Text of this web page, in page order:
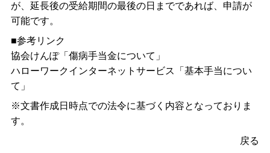
が、延長後の受給期間の最後の日までであれば、申請が
可能です。
■参考リンク
協会けんぽ「 傷病手当金について 」
ハローワークインターネットサービス「 基本手当につい
て 」
※文書作成日時点での法令に基づく内容となっておりま
す。
戻る